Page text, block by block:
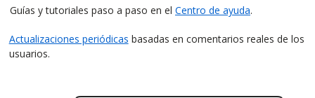
Guías y tutoriales paso a paso en el Centro de ayuda.
Actualizaciones periódicas basadas en comentarios reales de los
usuarios.